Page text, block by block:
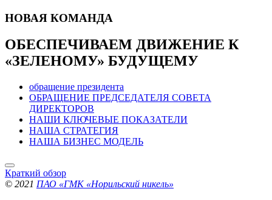
НОВАЯ КОМАНДА
ОБЕСПЕЧИВАЕМ ДВИЖЕНИЕ К
«ЗЕЛЕНОМУ» БУДУЩЕМУ
обращение президента
ОБРАЩЕНИЕ ПРЕДСЕДАТЕЛЯ СОВЕТА
ДИРЕКТОРОВ
НАШИ КЛЮЧЕВЫЕ ПОКАЗАТЕЛИ
НАША СТРАТЕГИЯ
НАША БИЗНЕС МОДЕЛЬ
Краткий обзор
© 2021 ПАО «ГМК «Норильский никель»